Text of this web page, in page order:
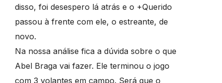
disso, foi desespero lá atrás e o +Querido
passou à frente com ele, o estreante, de
novo.
Na nossa análise fica a dúvida sobre o que
Abel Braga vai fazer. Ele terminou o jogo
com 3 volantes em campo. Será que o